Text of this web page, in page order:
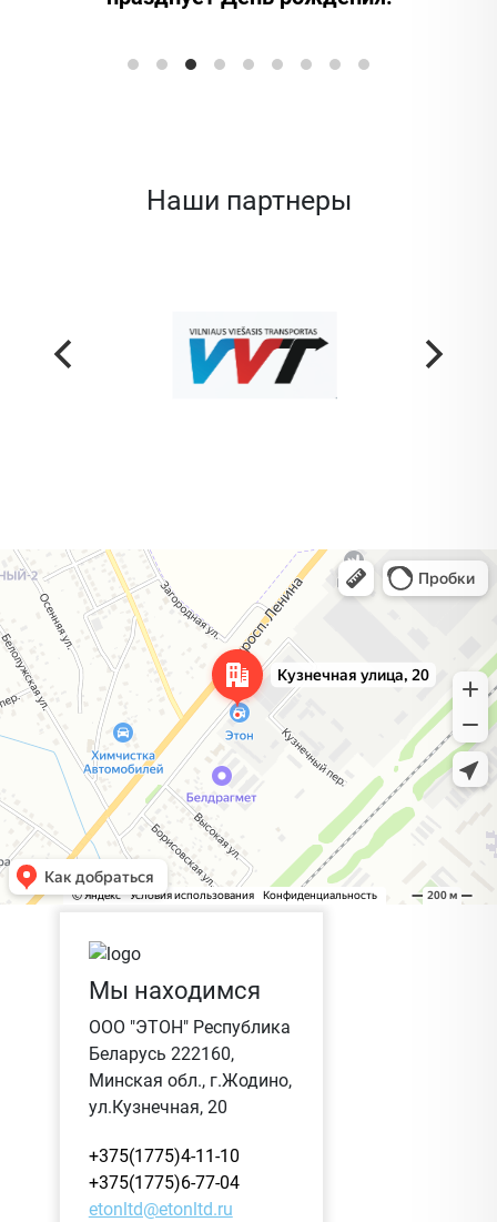
Наши партнеры
Жодино
Кузнечная улица, 20 — Яндекс Карты
Мы находимся
ООО "ЭТОН" Республика
Беларусь 222160,
Минская обл., г.Жодино,
ул.Кузнечная, 20
+375(1775)4-11-10
+375(1775)6-77-04
etonltd@etonltd.ru